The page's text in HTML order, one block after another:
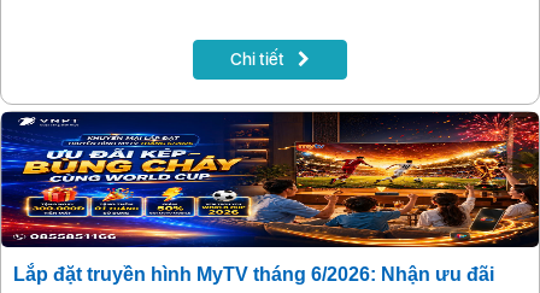
Chi tiết
Lắp đặt truyền hình MyTV tháng 6/2026: Nhận ưu đãi